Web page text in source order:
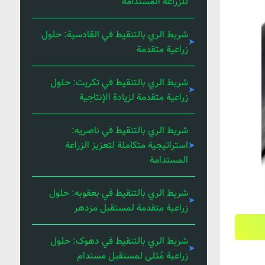
شريط الري بالتنقيط في القادسية: حلول
زراعية متقدمة
شريط الري بالتنقيط في تكريت: حلول
زراعية متقدمة لزيادة الإنتاجية
شريط الري بالتنقيط في ناصریه:
استراتيجية متكاملة لتعزيز الزراعة
المستدامة
شريط الري بالتنقيط في بعقوبه: حلول
زراعية متقدمة لمستقبل مزدهر
شريط الري بالتنقيط في دهوک: حلول
زراعية مُثلى لمستقبل مستدام